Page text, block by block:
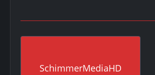
SchimmerMediaHD